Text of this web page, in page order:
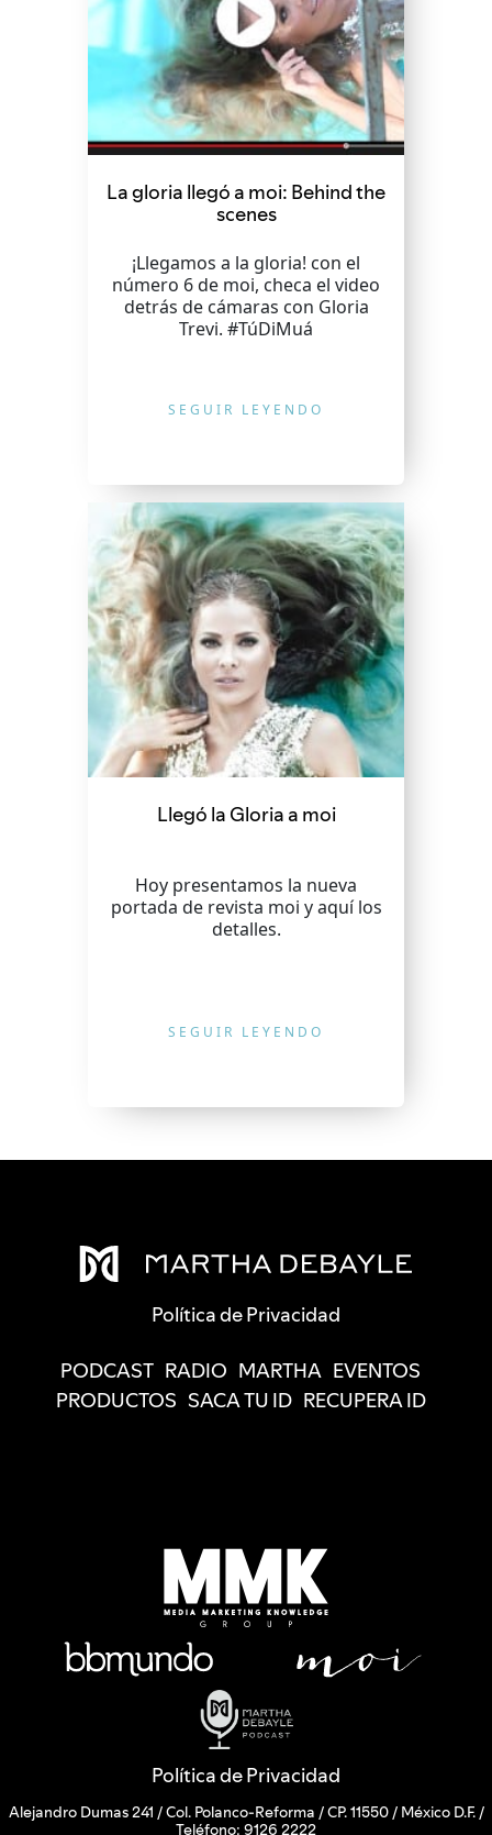
La gloria llegó a moi: Behind the
scenes
¡Llegamos a la gloria! con el
número 6 de moi, checa el video
detrás de cámaras con Gloria
Trevi. #TúDiMuá
SEGUIR LEYENDO
Llegó la Gloria a moi
Hoy presentamos la nueva
portada de revista moi y aquí los
detalles.
SEGUIR LEYENDO
Política de Privacidad
PODCAST RADIO MARTHA EVENTOS
PRODUCTOS SACA TU ID RECUPERA ID
Política de Privacidad
Alejandro Dumas 241 / Col. Polanco-Reforma / CP. 11550 / México D.F. /
Teléfono: 9126 2222